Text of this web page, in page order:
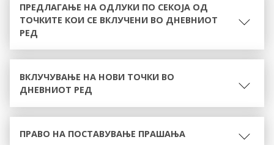
ПРЕДЛАГАЊЕ НА ОДЛУКИ ПО СЕКОЈА ОД
ТОЧКИТЕ КОИ СЕ ВКЛУЧЕНИ ВО ДНЕВНИОТ
РЕД
ВКЛУЧУВАЊЕ НА НОВИ ТОЧКИ ВО
ДНЕВНИОТ РЕД
ПРАВО НА ПОСТАВУВАЊЕ ПРАШАЊА